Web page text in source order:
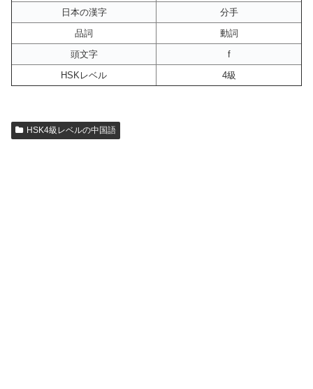
日本の漢字
分手
品詞
動詞
頭文字
f
HSKレベル
4級
HSK4級レベルの中国語